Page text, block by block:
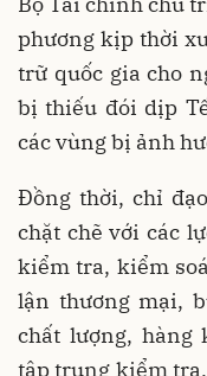
phương kịp thời
trữ quốc gia cho
bị thiếu đói dịp
các vùng bị ảnh
Đồng thời, chỉ
chặt chẽ với các
kiểm tra, kiểm
lận thương mại,
chất lượng, hàng
tập trung kiểm